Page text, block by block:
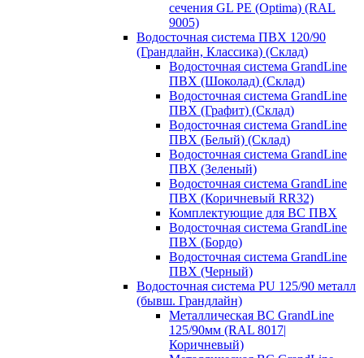
сечения GL PE (Optima) (RAL
9005)
Водосточная система ПВХ 120/90
(Грандлайн, Классика) (Склад)
Водосточная система GrandLine
ПВХ (Шоколад) (Склад)
Водосточная система GrandLine
ПВХ (Графит) (Склад)
Водосточная система GrandLine
ПВХ (Белый) (Склад)
Водосточная система GrandLine
ПВХ (Зеленый)
Водосточная система GrandLine
ПВХ (Коричневый RR32)
Комплектующие для ВС ПВХ
Водосточная система GrandLine
ПВХ (Бордо)
Водосточная система GrandLine
ПВХ (Черный)
Водосточная система PU 125/90 металл
(бывш. Грандлайн)
Металлическая ВС GrandLine
125/90мм (RAL 8017|
Коричневый)